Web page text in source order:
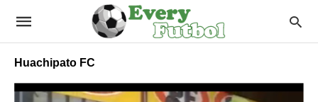
Huachipato FC